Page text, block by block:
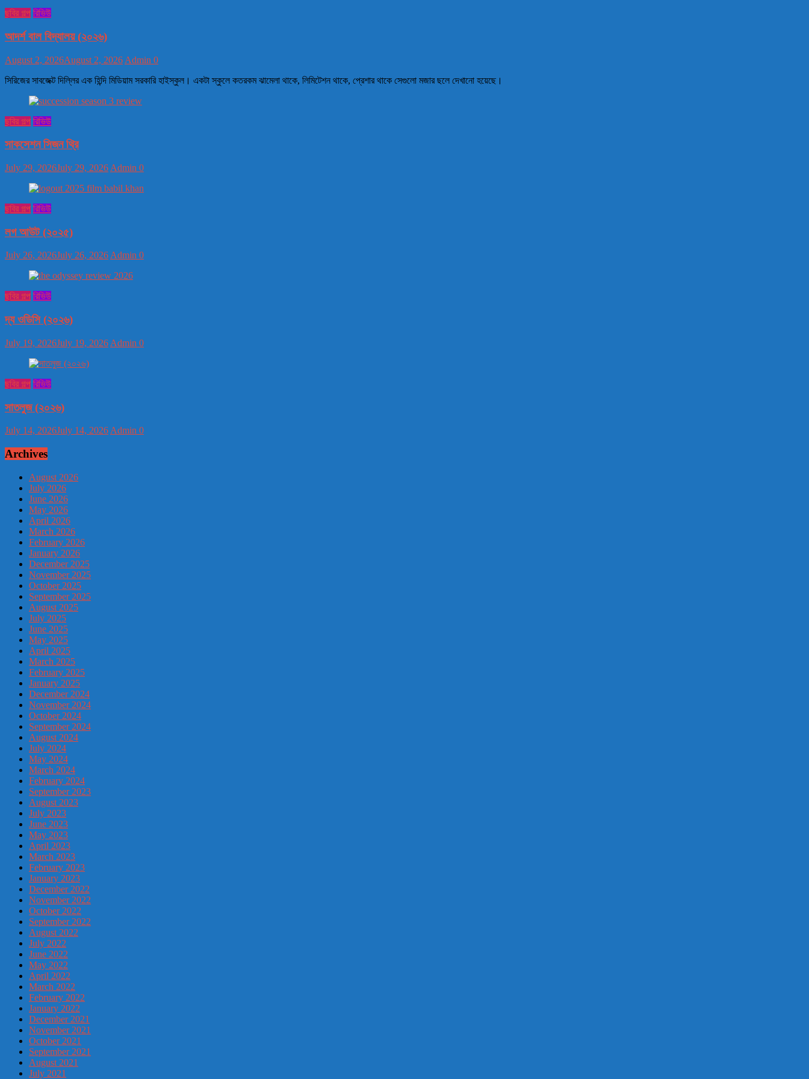
ছবির গল্প রিভিউ
আদর্শ বাল বিদ্যালয় (২০২৬)
August 2, 2026August 2, 2026 Admin 0
সিরিজের সাবজেক্ট দিল্লির এক হিন্দি মিডিয়াম সরকারি হাইস্কুল। একটা স্কুলে কতরকম ঝামেলা থাকে, লিমিটেশন থাকে, প্রেশার থাকে সেগুলো মজার ছলে দেখানো হয়েছে।
ছবির গল্প রিভিউ
সাকসেশন সিজন থ্রি
July 29, 2026July 29, 2026 Admin 0
ছবির গল্প রিভিউ
লগ আউট (২০২৫)
July 26, 2026July 26, 2026Admin 0
ছবির গল্প রিভিউ
দ্য ওডিসি (২০২৬)
July 19, 2026July 19, 2026 Admin 0
ছবির গল্প রিভিউ
সাতলুজ (২০২৬)
July 14, 2026July 14, 2026 Admin 0
Archives
August 2026
July 2026
June 2026
May 2026
April 2026
March 2026
February 2026
January 2026
December 2025
November 2025
October 2025
September 2025
August 2025
July 2025
June 2025
May 2025
April 2025
March 2025
February 2025
January 2025
December 2024
November 2024
October 2024
September 2024
August 2024
July 2024
May 2024
March 2024
February 2024
September 2023
August 2023
July 2023
June 2023
May 2023
April 2023
March 2023
February 2023
January 2023
December 2022
November 2022
October 2022
September 2022
August 2022
July 2022
June 2022
May 2022
April 2022
March 2022
February 2022
January 2022
December 2021
November 2021
October 2021
September 2021
August 2021
July 2021